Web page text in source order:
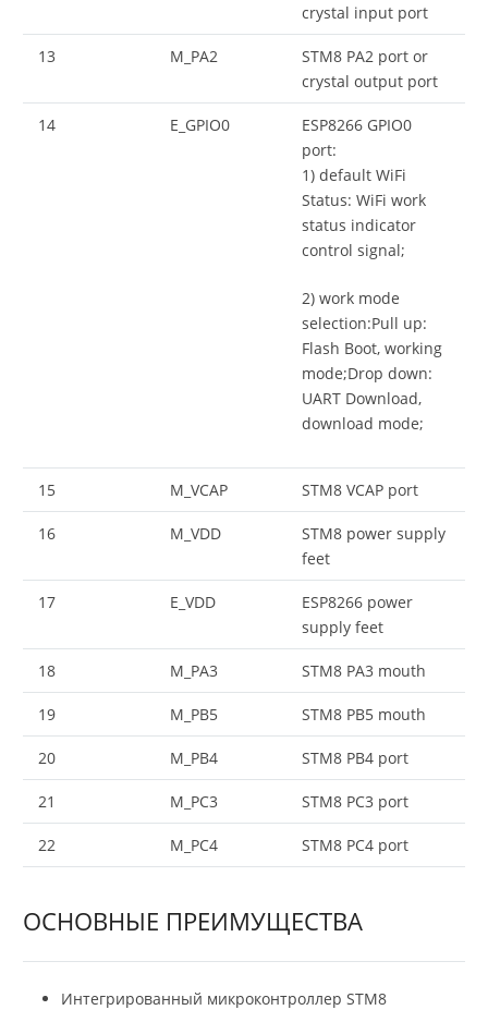
crystal input port
13 M_PA2
STM8 PA2 port or
crystal output port
14 E_GPIO0
ESP8266 GPIO0
port:
1) default WiFi
Status: WiFi work
status indicator
control signal;
2) work mode
selection:Pull up:
Flash Boot, working
mode;Drop down:
UART Download,
download mode;
15 M_VCAP STM8 VCAP port
16 M_VDD
STM8 power supply
feet
17 E_VDD
ESP8266 power
supply feet
18 M_PA3 STM8 PA3 mouth
19 M_PB5 STM8 PB5 mouth
20 M_PB4 STM8 PB4 port
21 M_PC3 STM8 PC3 port
22 M_PC4 STM8 PC4 port
ОСНОВНЫЕ ПРЕИМУЩЕСТВА
Интегрированный микроконтроллер STM8